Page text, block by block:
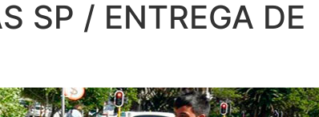
SP / ENTREGA DE